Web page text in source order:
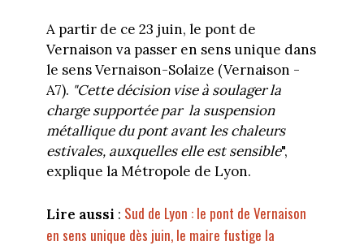
A partir de ce 23 juin, le pont de
Vernaison va passer en sens unique dans
le sens Vernaison-Solaize (Vernaison -
A7). "Cette décision vise à soulager la
charge supportée par la suspension
métallique du pont avant les chaleurs
estivales, auxquelles elle est sensible",
explique la Métropole de Lyon.
Lire aussi : Sud de Lyon : le pont de Vernaison
en sens unique dès juin, le maire fustige la